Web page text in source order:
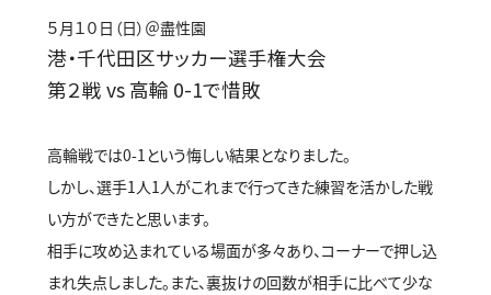
５月１０日（日）＠盡性園
港・千代田区サッカー選手権大会
第２戦 vs 高輪 0-1で惜敗
高輪戦では0-1という悔しい結果となりました。
しかし、選手1人1人がこれまで行ってきた練習を活かした戦
い方ができたと思います。
相手に攻め込まれている場面が多々あり、コーナーで押し込
まれ失点しました。また、裏抜けの回数が相手に比べて少な